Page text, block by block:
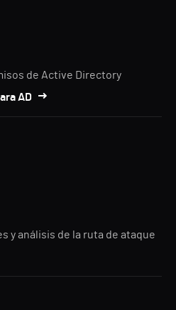
de Active Directory
AD
y análisis de la ruta de ataque